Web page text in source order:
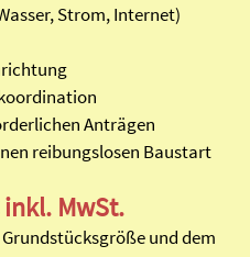
Strom, Internet)
Anträgen
reibungslosen Baustart
inkl. MwSt.
und dem